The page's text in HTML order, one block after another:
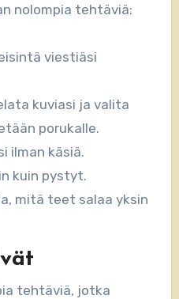
nolompia tehtäviä:
viestiäsi
kuviasi ja valita
porukalle.
ilman käsiä.
kuin pystyt.
mitä teet salaa yksin
tehtäviä, jotka